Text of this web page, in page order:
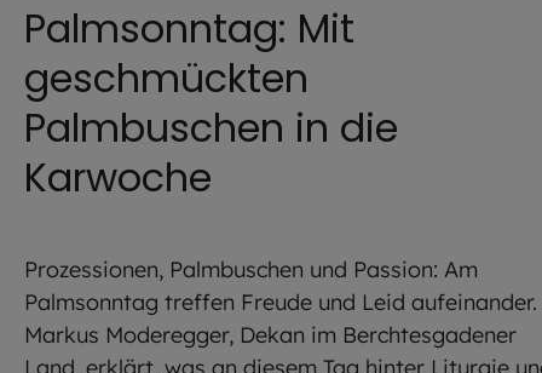
Palmsonntag: Mit
geschmückten
Palmbuschen in die
Karwoche
Prozessionen, Palmbuschen und Passion: Am
Palmsonntag treffen Freude und Leid aufeinander.
Markus Moderegger, Dekan im Berchtesgadener